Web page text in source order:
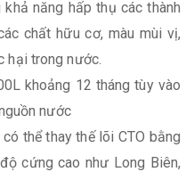
năng hấp thụ các thành
chất hữu cơ, màu mùi vị,
hại trong nước.
khoảng 12 tháng tùy vào
nước
thể thay thế lõi CTO bằng
cứng cao như Long Biên,